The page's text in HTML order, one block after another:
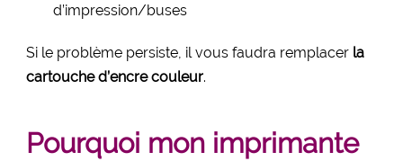
d’impression/buses
Si le problème persiste, il vous faudra remplacer la
cartouche d’encre couleur.
Pourquoi mon imprimante